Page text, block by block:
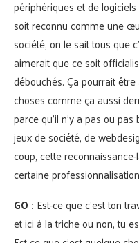
périphériques et de
soit reconnu comme une
société, on le sait tous que
aimerait que ce soit
débouchés. Ça pourrait
choses comme ça aussi
parce qu’il n’y a pas ou
jeux de société, de
coup, cette
certaine
GO : Est-ce que c’est ton
et ici à la triche ou non, tu